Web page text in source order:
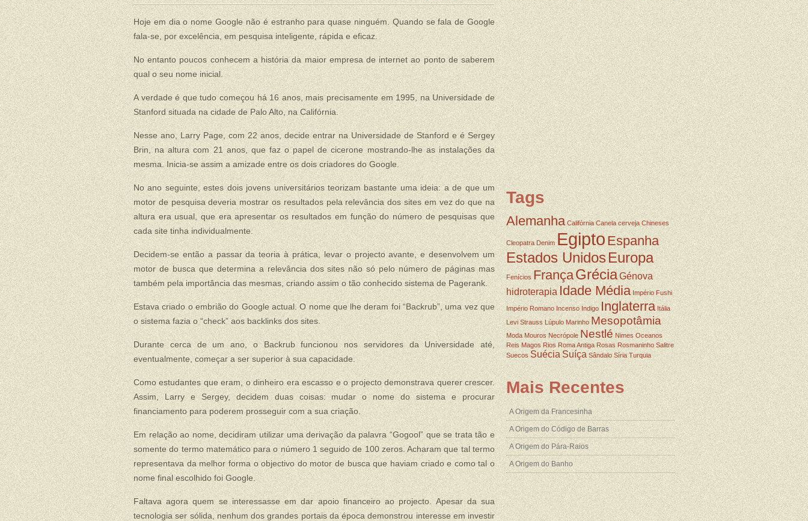
Hoje em dia o nome Google não é estranho para quase ninguém. Quando se fala de Google
fala-se, por excelência, em pesquisa inteligente, rápida e eficaz.
No entanto poucos conhecem a história da maior empresa de internet ao ponto de saberem
qual o seu nome inicial.
A verdade é que tudo começou há 16 anos, mais precisamente em 1995, na Universidade de
Stanford situada na cidade de Palo Alto, na Califórnia.
Nesse ano, Larry Page, com 22 anos, decide entrar na Universidade de Stanford e é Sergey
Brin, na altura com 21 anos, que faz o papel de cicerone mostrando-lhe as instalações da
mesma. Inicia-se assim a amizade entre os dois criadores do Google.
No ano seguinte, estes dois jovens universitários teorizam bastante uma ideia: a de que um
motor de pesquisa deveria mostrar os resultados pela relevância dos sites em vez do que na
altura era usual, que era apresentar os resultados em função do número de pesquisas que
cada site tinha individualmente.
Decidem-se então a passar da teoria à prática, levar o projecto avante, e desenvolvem um
motor de busca que determina a relevância dos sites não só pelo número de páginas mas
também pela importância das mesmas, criando assim o tão conhecido sistema de Pagerank.
Estava criado o embrião do Google actual. O nome que lhe deram foi “Backrub”, uma vez que
o sistema fazia o “check” aos backlinks dos sites.
Durante cerca de um ano, o Backrub funcionou nos servidores da Universidade até,
eventualmente, começar a ser superior à sua capacidade.
Como estudantes que eram, o dinheiro era escasso e o projecto demonstrava querer crescer.
Assim, Larry e Sergey, decidem duas coisas: mudar o nome do sistema e procurar
financiamento para poderem prosseguir com a sua criação.
Em relação ao nome, decidiram utilizar uma derivação da palavra “Gogool” que se trata tão e
somente do termo matemático para o número 1 seguido de 100 zeros. Acharam que tal termo
representava da melhor forma o objectivo do motor de busca que haviam criado e como tal o
nome final escolhido foi Google.
Faltava agora quem se interessasse em dar apoio financeiro ao projecto. Apesar da sua
tecnologia ser sólida, nenhum dos grandes portais da época demonstrou interesse em investir
Tags
Alemanha Califórnia Canela cerveja Chineses
Cleopatra Denim EgiptoEspanha
Estados UnidosEuropa
Fenícios FrançaGréciaGénova
hidroterapiaIdade Média Império Fushi
Império Romano Incenso Indigo Inglaterra Itália
Levi Strauss Lúpulo Marinho Mesopotâmia
Moda Mouros Necrópole Nestlé Nimes Oceanos
Reis Magos Rios Roma Antiga Rosas Rosmaninho Salitre
Suecos Suécia Suíça Sândalo Síria Turquia
Mais Recentes
A Origem da Francesinha
A Origem do Código de Barras
A Origem do Pára-Raios
A Origem do Banho